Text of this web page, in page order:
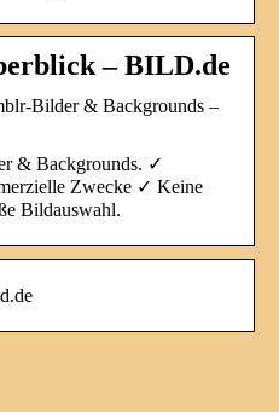
– BILD.de
Bilder & Backgrounds –
& Backgrounds. ✓
Zwecke ✓ Keine
Bildauswahl.